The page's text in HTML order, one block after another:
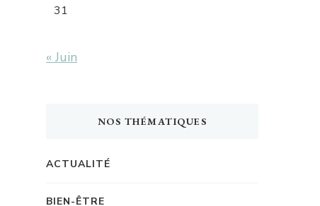
31
« Juin
NOS THÉMATIQUES
ACTUALITÉ
BIEN-ÊTRE